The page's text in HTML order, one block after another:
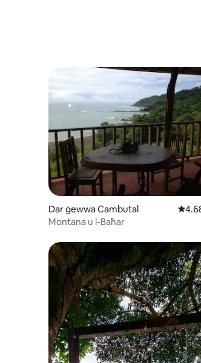
Dar ġewwa Cambutal
Montana u l-Baħar